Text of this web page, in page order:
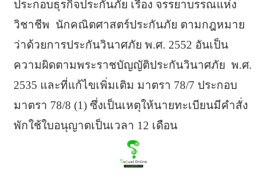
ประกอบธุรกิจประกันภัย เรื่อง จรรยาบรรณแห่ง
วิชาชีพ นักคณิตศาสตร์ประกันภัย ตามกฎหมาย
ว่าด้วยการประกันวินาศภัย พ.ศ. 2552 อันเป็น
ความผิดตามพระราชบัญญัติประกันวินาศภัย พ.ศ.
2535 และที่แก้ไขเพิ่มเติม มาตรา 78/7 ประกอบ
มาตรา 78/8 (1) ซึ่งเป็นเหตุให้นายทะเบียนมีคำสั่ง
พักใช้ใบอนุญาตเป็นเวลา 12 เดือน